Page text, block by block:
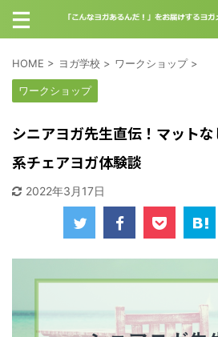
HOME > ヨガ学校 > ワークショップ >
ワークショップ
シニアヨガ先生直伝！マット
系チェアヨガ体験談
2022年3月17日